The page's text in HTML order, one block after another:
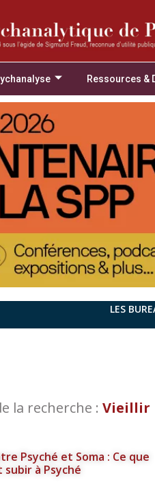
Ressources &
LES
la recherche : Vieillir
Psyché et Soma : Ce que
subir à Psyché